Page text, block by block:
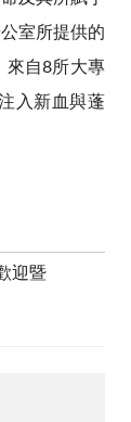
室所提供的
來自8所大專
入新血與蓬
迎暨